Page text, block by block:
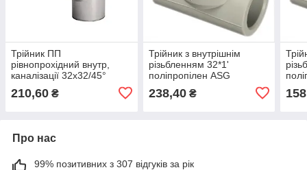
Трійник ПП
рівнопрохідний внутр,
каналізації 32х32/45°
210,60 ₴
Трійник з внутрішнім
різьбленням 32*1'
поліпропілен ASG
238,40₴
Про нас
99% позитивних з 307 відгуків за рік